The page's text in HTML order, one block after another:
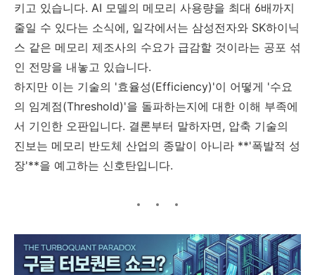
키고 있습니다. AI 모델의 메모리 사용량을 최대 6배까지
줄일 수 있다는 소식에, 일각에서는 삼성전자와 SK하이닉
스 같은 메모리 제조사의 수요가 급감할 것이라는 공포 섞
인 전망을 내놓고 있습니다.
하지만 이는 기술의 '효율성(Efficiency)'이 어떻게 '수요
의 임계점(Threshold)'을 돌파하는지에 대한 이해 부족에
서 기인한 오판입니다. 결론부터 말하자면, 압축 기술의
진보는 메모리 반도체 산업의 종말이 아니라 **'폭발적 성
장'**을 예고하는 신호탄입니다.